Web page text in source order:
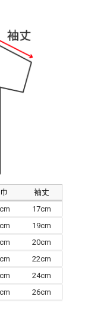
袖丈
17cm
19cm
20cm
22cm
24cm
26cm